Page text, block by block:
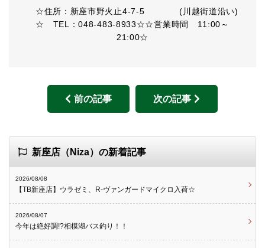
☆住所：新座市野火止4-7-5 (川越街道沿い)
☆ TEL：048-483-8933☆☆営業時間 11:00～
21:00☆
前の記事 次の記事
新座店（Niza）の新着記事
2026/08/08
【TB新座店】ウラゼミ、R-ヴァンガードマイクロ入荷☆
2026/08/07
今年は絶好調!?相模湖バス釣り！！